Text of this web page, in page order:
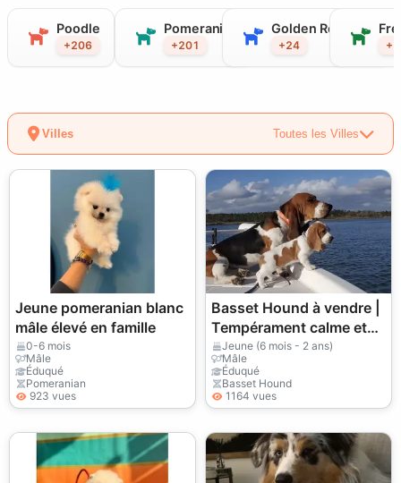
Poodle
+206
Pomeranian
+201
Golden Retriever
+24
Villes Toutes les Villes
Jeune pomeranian blanc
mâle élevé en famille
0-6 mois
Mâle
Éduqué
Pomeranian
923 vues
Basset Hound à vendre |
Tempérament calme et
doux
Jeune (6 mois - 2 ans)
Mâle
Éduqué
Basset Hound
1164 vues